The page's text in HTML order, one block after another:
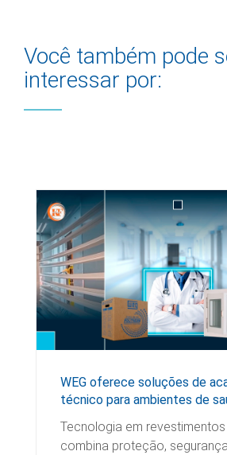
Você também pode
interessar por:
WEG oferece soluções de
técnico para ambientes de
Tecnologia em
combina proteção, segurança